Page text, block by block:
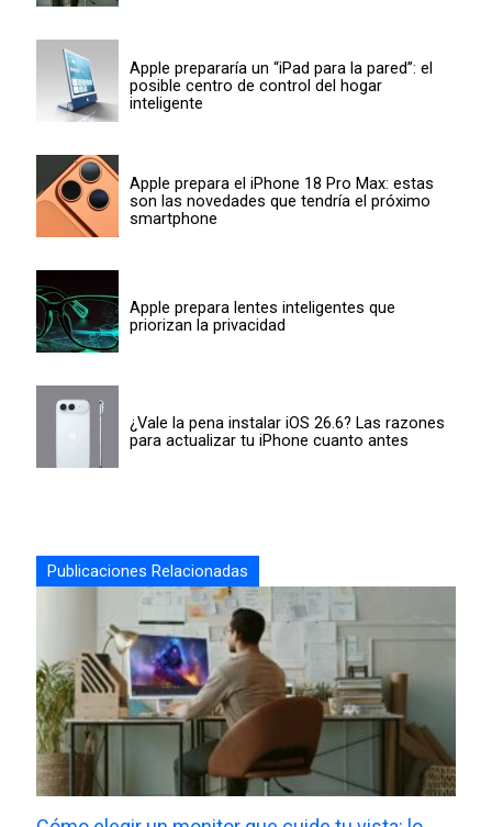
Apple prepararía un “iPad para la pared”: el
posible centro de control del hogar
inteligente
Apple prepara el iPhone 18 Pro Max: estas
son las novedades que tendría el próximo
smartphone
Apple prepara lentes inteligentes que
priorizan la privacidad
¿Vale la pena instalar iOS 26.6? Las razones
para actualizar tu iPhone cuanto antes
Publicaciones Relacionadas